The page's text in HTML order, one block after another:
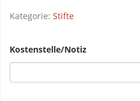
Kategorie: Stifte
Kostenstelle/Notiz